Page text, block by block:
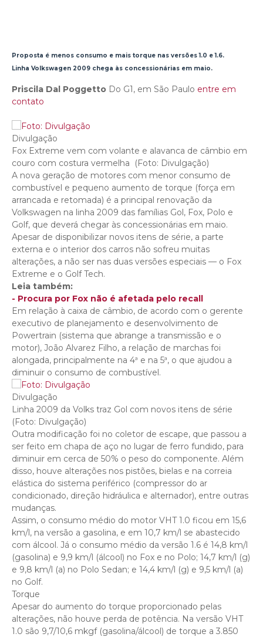
Proposta é menos consumo e mais torque nas versões 1.0 e 1.6.
Linha Volkswagen 2009 chega às concessionárias em maio.
Priscila Dal Poggetto Do G1, em São Paulo entre em
contato
Divulgação
Fox Extreme vem com volante e alavanca de câmbio em
couro com costura vermelha (Foto: Divulgação)
A nova geração de motores com menor consumo de
combustível e pequeno aumento de torque (força em
arrancada e retomada) é a principal renovação da
Volkswagen na linha 2009 das famílias Gol, Fox, Polo e
Golf, que deverá chegar às concessionárias em maio.
Apesar de disponibilizar novos itens de série, a parte
externa e o interior dos carros não sofreu muitas
alterações, a não ser nas duas versões especiais — o Fox
Extreme e o Golf Tech.
Leia também:
- Procura por Fox não é afetada pelo recall
Em relação à caixa de câmbio, de acordo com o gerente
executivo de planejamento e desenvolvimento de
Powertrain (sistema que abrange a transmissão e o
motor), João Alvarez Filho, a relação de marchas foi
alongada, principalmente na 4ª e na 5ª, o que ajudou a
diminuir o consumo de combustível.
Divulgação
Linha 2009 da Volks traz Gol com novos itens de série
(Foto: Divulgação)
Outra modificação foi no coletor de escape, que passou a
ser feito em chapa de aço no lugar de ferro fundido, para
diminuir em cerca de 50% o peso do componente. Além
disso, houve alterações nos pistões, bielas e na correia
elástica do sistema periférico (compressor do ar
condicionado, direção hidráulica e alternador), entre outras
mudanças.
Assim, o consumo médio do motor VHT 1.0 ficou em 15,6
km/l, na versão a gasolina, e em 10,7 km/l se abastecido
com álcool. Já o consumo médio da versão 1.6 é 14,8 km/l
(gasolina) e 9,9 km/l (álcool) no Fox e no Polo; 14,7 km/l (g)
e 9,8 km/l (a) no Polo Sedan; e 14,4 km/l (g) e 9,5 km/l (a)
no Golf.
Torque
Apesar do aumento do torque proporcionado pelas
alterações, não houve perda de potência. Na versão VHT
1.0 são 9,7/10,6 mkgf (gasolina/álcool) de torque a 3.850